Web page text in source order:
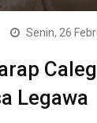
Senin, 26
Legawa